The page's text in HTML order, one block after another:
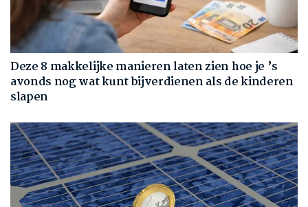
Deze 8 makkelijke manieren laten zien hoe je ’s
avonds nog wat kunt bijverdienen als de kinderen
slapen